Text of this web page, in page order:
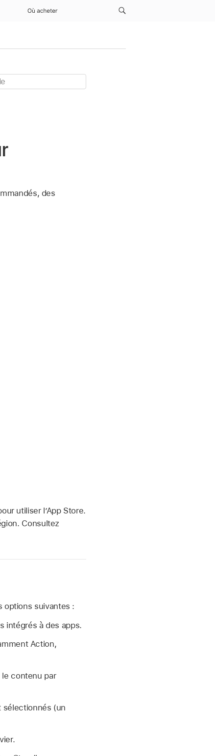
Où acheter
des
utiliser l’App Store.
Consultez
options suivantes :
intégrés à des apps.
Action,
contenu par
sélectionnés (un